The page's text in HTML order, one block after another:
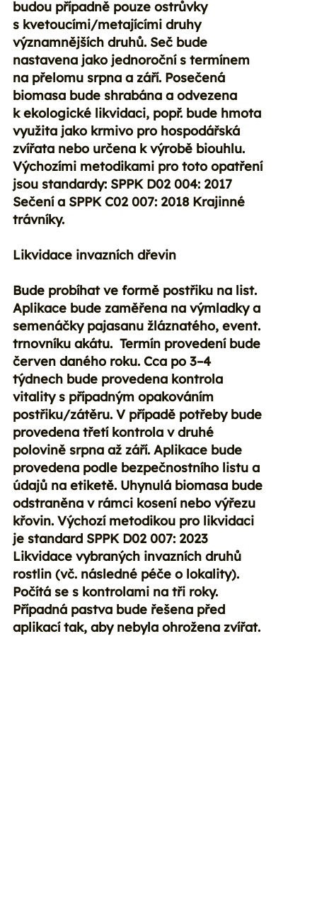
budou případně pouze ostrůvky
s kvetoucími/metajícími druhy
významnějších druhů. Seč bude
nastavena jako jednoroční s termínem
na přelomu srpna a září. Posečená
biomasa bude shrabána a odvezena
k ekologické likvidaci, popř. bude hmota
využita jako krmivo pro hospodářská
zvířata nebo určena k výrobě biouhlu.
Výchozími metodikami pro toto opatření
jsou standardy: SPPK D02 004: 2017
Sečení a SPPK C02 007: 2018 Krajinné
trávníky.
Likvidace invazních dřevin
Bude probíhat ve formě postřiku na list.
Aplikace bude zaměřena na výmladky a
semenáčky pajasanu žláznatého, event.
trnovníku akátu. Termín provedení bude
červen daného roku. Cca po 3–4
týdnech bude provedena kontrola
vitality s případným opakováním
postřiku/zátěru. V případě potřeby bude
provedena třetí kontrola v druhé
polovině srpna až září. Aplikace bude
provedena podle bezpečnostního listu a
údajů na etiketě. Uhynulá biomasa bude
odstraněna v rámci kosení nebo výřezu
křovin. Výchozí metodikou pro likvidaci
je standard SPPK D02 007: 2023
Likvidace vybraných invazních druhů
rostlin (vč. následné péče o lokality).
Počítá se s kontrolami na tři roky.
Případná pastva bude řešena před
aplikací tak, aby nebyla ohrožena zvířat.